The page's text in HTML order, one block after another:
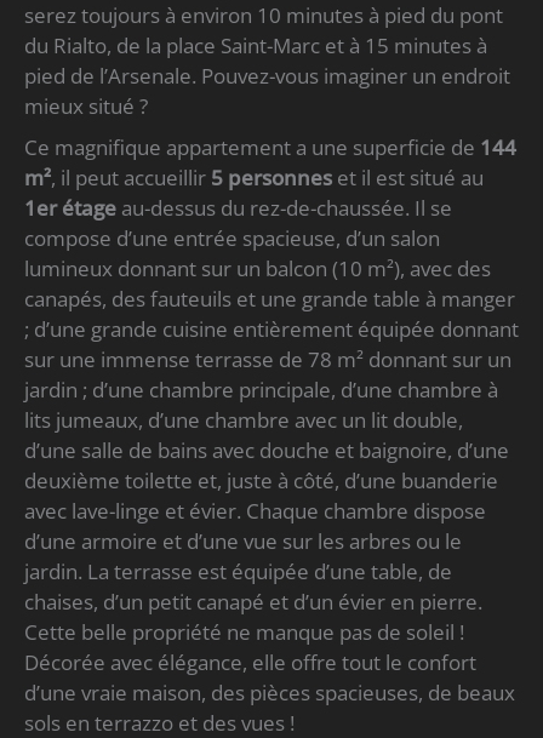
serez toujours à environ 10 minutes à pied du pont
du Rialto, de la place Saint-Marc et à 15 minutes à
pied de l’Arsenale. Pouvez-vous imaginer un endroit
mieux situé ?
Ce magnifique appartement a une superficie de 144
m², il peut accueillir 5 personnes et il est situé au
1er étage au-dessus du rez-de-chaussée. Il se
compose d’une entrée spacieuse, d’un salon
lumineux donnant sur un balcon (10 m²), avec des
canapés, des fauteuils et une grande table à manger
; d’une grande cuisine entièrement équipée donnant
sur une immense terrasse de 78 m² donnant sur un
jardin ; d’une chambre principale, d’une chambre à
lits jumeaux, d’une chambre avec un lit double,
d’une salle de bains avec douche et baignoire, d’une
deuxième toilette et, juste à côté, d’une buanderie
avec lave-linge et évier. Chaque chambre dispose
d’une armoire et d’une vue sur les arbres ou le
jardin. La terrasse est équipée d’une table, de
chaises, d’un petit canapé et d’un évier en pierre.
Cette belle propriété ne manque pas de soleil !
Décorée avec élégance, elle offre tout le confort
d’une vraie maison, des pièces spacieuses, de beaux
sols en terrazzo et des vues !